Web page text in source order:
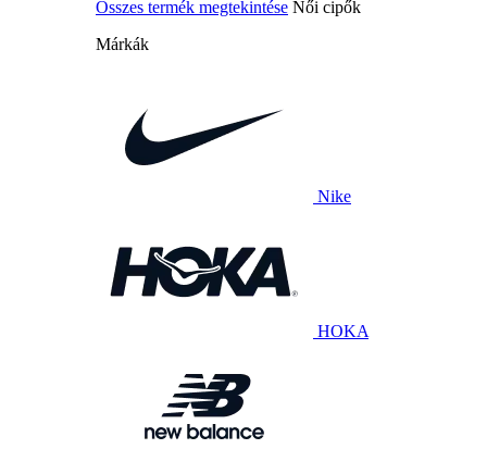
Összes termék megtekintése Női cipők
Márkák
Nike
HOKA